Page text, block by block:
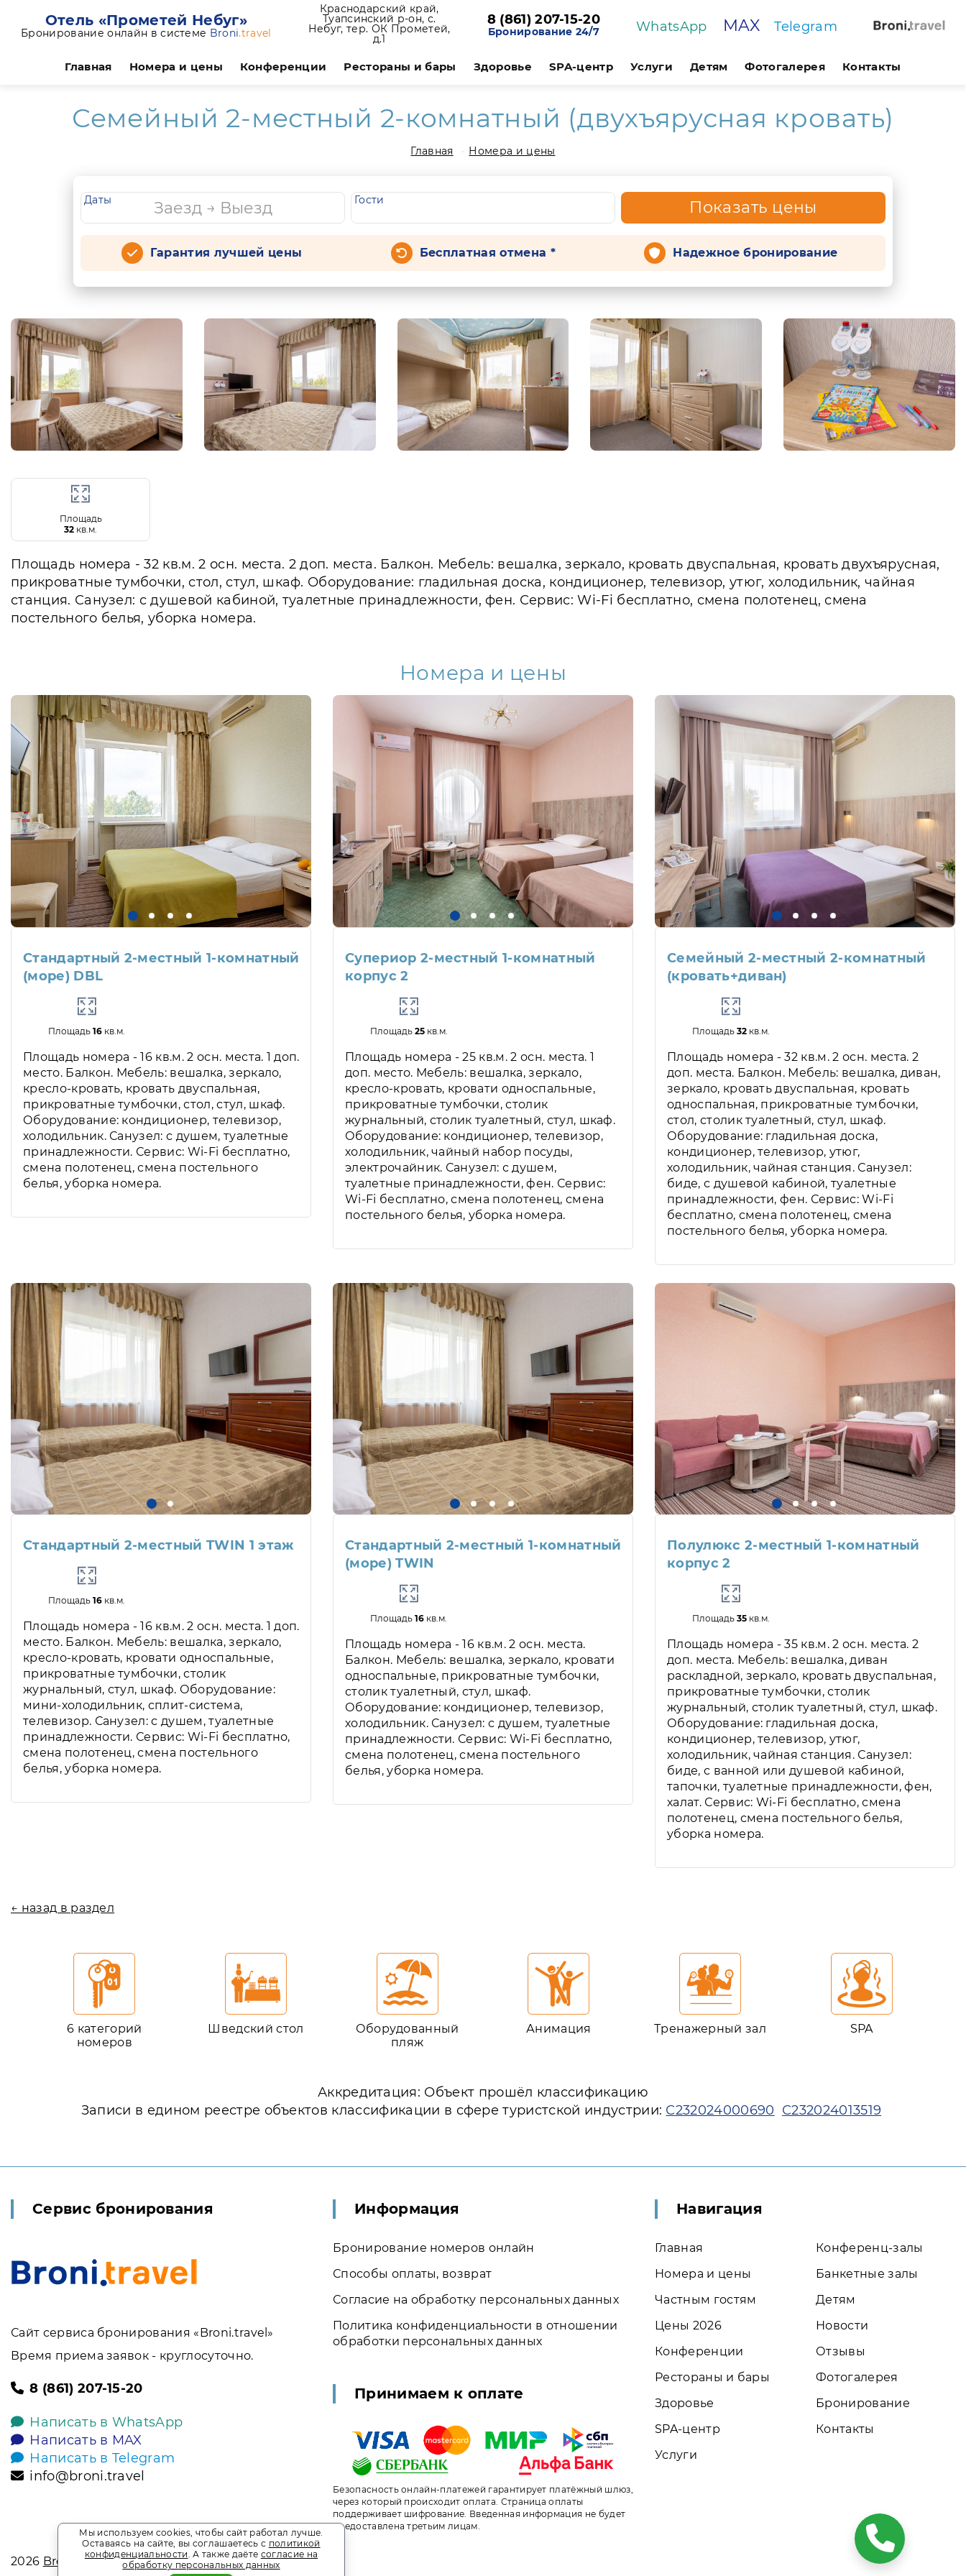
Отель «Прометей Небуг»
Бронирование онлайн в системе Broni.travel
Краснодарский край,
Туапсинский р-он, с.
Небуг, тер. ОК Прометей,
д.1
8 (861) 207-15-20
Бронирование 24/7 WhatsApp MAX Telegram
Главная Номера и цены Конференции Рестораны и бары Здоровье SPA-центр Услуги Детям Фотогалерея Контакты
Семейный 2-местный 2-комнатный (двухъярусная кровать)
Главная Номера и цены
Даты Гости Показать цены
Гарантия лучшей цены Бесплатная отмена * Надежное бронирование
Площадь
32 кв.м.
Площадь номера - 32 кв.м. 2 осн. места. 2 доп. места. Балкон. Мебель: вешалка, зеркало, кровать двуспальная, кровать двухъярусная,
прикроватные тумбочки, стол, стул, шкаф. Оборудование: гладильная доска, кондиционер, телевизор, утюг, холодильник, чайная
станция. Санузел: с душевой кабиной, туалетные принадлежности, фен. Сервис: Wi-Fi бесплатно, смена полотенец, смена
постельного белья, уборка номера.
Номера и цены
Стандартный 2-местный 1-комнатный
(море) DBL
Площадь16 кв.м.
Площадь номера - 16 кв.м. 2 осн. места. 1 доп.
место. Балкон. Мебель: вешалка, зеркало,
кресло-кровать, кровать двуспальная,
прикроватные тумбочки, стол, стул, шкаф.
Оборудование: кондиционер, телевизор,
холодильник. Санузел: с душем, туалетные
принадлежности. Сервис: Wi-Fi бесплатно,
смена полотенец, смена постельного
белья, уборка номера.
Супериор 2-местный 1-комнатный
корпус 2
Площадь 25кв.м.
Площадь номера - 25 кв.м. 2 осн. места. 1
доп. место. Мебель: вешалка, зеркало,
кресло-кровать, кровати односпальные,
прикроватные тумбочки, столик
журнальный, столик туалетный, стул, шкаф.
Оборудование: кондиционер, телевизор,
холодильник, чайный набор посуды,
электрочайник. Санузел: с душем,
туалетные принадлежности, фен. Сервис:
Wi-Fi бесплатно, смена полотенец, смена
постельного белья, уборка номера.
Семейный 2-местный 2-комнатный
(кровать+диван)
Площадь 32кв.м.
Площадь номера - 32 кв.м. 2 осн. места. 2
доп. места. Балкон. Мебель: вешалка, диван,
зеркало, кровать двуспальная, кровать
односпальная, прикроватные тумбочки,
стол, столик туалетный, стул, шкаф.
Оборудование: гладильная доска,
кондиционер, телевизор, утюг,
холодильник, чайная станция. Санузел:
биде, с душевой кабиной, туалетные
принадлежности, фен. Сервис: Wi-Fi
бесплатно, смена полотенец, смена
постельного белья, уборка номера.
Стандартный 2-местный TWIN 1 этаж
Площадь16 кв.м.
Площадь номера - 16 кв.м. 2 осн. места. 1 доп.
место. Балкон. Мебель: вешалка, зеркало,
кресло-кровать, кровати односпальные,
прикроватные тумбочки, столик
журнальный, стул, шкаф. Оборудование:
мини-холодильник, сплит-система,
телевизор. Санузел: с душем, туалетные
принадлежности. Сервис: Wi-Fi бесплатно,
смена полотенец, смена постельного
белья, уборка номера.
Стандартный 2-местный 1-комнатный
(море) TWIN
Площадь16 кв.м.
Площадь номера - 16 кв.м. 2 осн. места.
Балкон. Мебель: вешалка, зеркало, кровати
односпальные, прикроватные тумбочки,
столик туалетный, стул, шкаф.
Оборудование: кондиционер, телевизор,
холодильник. Санузел: с душем, туалетные
принадлежности. Сервис: Wi-Fi бесплатно,
смена полотенец, смена постельного
белья, уборка номера.
Полулюкс 2-местный 1-комнатный
корпус 2
Площадь 35кв.м.
Площадь номера - 35 кв.м. 2 осн. места. 2
доп. места. Мебель: вешалка, диван
раскладной, зеркало, кровать двуспальная,
прикроватные тумбочки, столик
журнальный, столик туалетный, стул, шкаф.
Оборудование: гладильная доска,
кондиционер, телевизор, утюг,
холодильник, чайная станция. Санузел:
биде, с ванной или душевой кабиной,
тапочки, туалетные принадлежности, фен,
халат. Сервис: Wi-Fi бесплатно, смена
полотенец, смена постельного белья,
уборка номера.
← назад в раздел
6 категорий
номеров
Шведский стол
Оборудованный
пляж
Анимация Тренажерный зал SPA
Аккредитация: Объект прошёл классификацию
Записи в едином реестре объектов классификации в сфере туристской индустрии: С232024000690 С232024013519
Сервис бронирования
Сайт сервиса бронирования «Broni.travel»
Время приема заявок - круглосуточно.
8 (861) 207-15-20
Написать в WhatsApp
Написать в MAX
Написать в Telegram
info@broni.travel
Информация
Бронирование номеров онлайн
Способы оплаты, возврат
Согласие на обработку персональных данных
Политика конфиденциальности в отношении
обработки персональных данных
Принимаем к оплате
Безопасность онлайн-платежей гарантирует платёжный шлюз,
через который происходит оплата. Страница оплаты
поддерживает шифрование. Введенная информация не будет
предоставлена третьим лицам.
Навигация
Главная
Номера и цены
Частным гостям
Цены 2026
Конференции
Рестораны и бары
Здоровье
SPA-центр
Услуги
Конференц-залы
Банкетные залы
Детям
Новости
Отзывы
Фотогалерея
Бронирование
Контакты
2026 Broni.travel
Мы используем cookies, чтобы сайт работал лучше.
Оставаясь на сайте, вы соглашаетесь с политикой
конфиденциальности. А также даёте согласие на
обработку персональных данных